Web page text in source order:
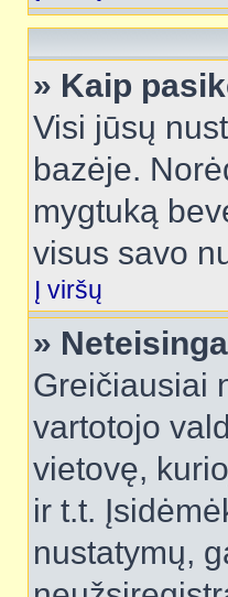
» Kaip
Visi jūsų
bazėje.
mygtuką
visus savo
Į viršų
»
Greičiausiai
vartotojo
vietovę,
ir t.t.
nustatymų,